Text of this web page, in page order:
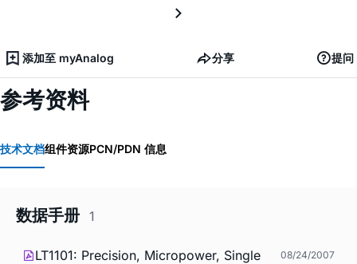
添加至 myAnalog 分享 提问
参考资料
技术文档组件资源PCN/PDN 信息
数据手册 1
LT1101: Precision, Micropower, Single
08/24/2007